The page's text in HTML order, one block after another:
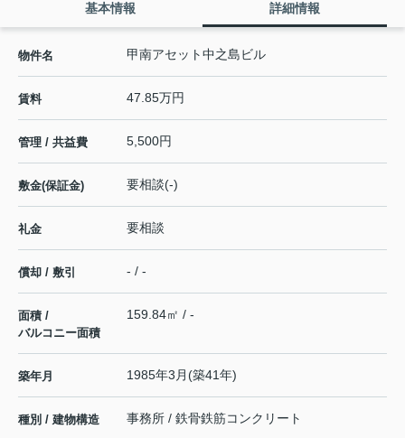
基本情報 詳細情報
物件名 甲南アセット中之島ビル
賃料 47.85万円
管理 / 共益費 5,500円
敷金(保証金) 要相談(-)
礼金 要相談
償却 / 敷引 - / -
面積 /
バルコニー面積
159.84㎡ / -
築年月 1985年3月(築41年)
種別 / 建物構造 事務所 / 鉄骨鉄筋コンクリート